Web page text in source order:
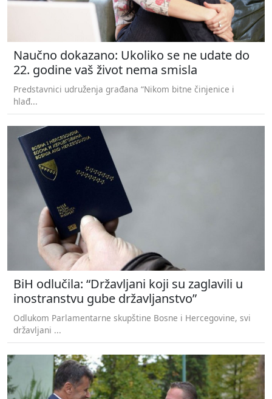
Naučno dokazano: Ukoliko se ne udate do
22. godine vaš život nema smisla
Predstavnici udruženja građana “Nikom bitne činjenice i
hlađ...
BiH odlučila: “Državljani koji su zaglavili u
inostranstvu gube državljanstvo”
Odlukom Parlamentarne skupštine Bosne i Hercegovine, svi
državljani ...